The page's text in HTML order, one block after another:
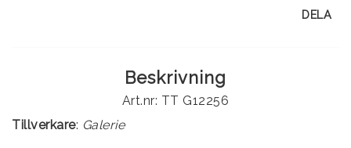
DELA
Beskrivning
Art.nr: TT G12256
Tillverkare: Galerie